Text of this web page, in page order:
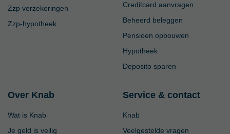
Zzp verzekeringen
Zzp-hypotheek
Creditcard aanvragen
Beheerd beleggen
Pensioen opbouwen
Hypotheek
Deposito sparen
Over Knab
Wat is Knab
Je geld is veilig
Service & contact
Knab
Veelgestelde vragen